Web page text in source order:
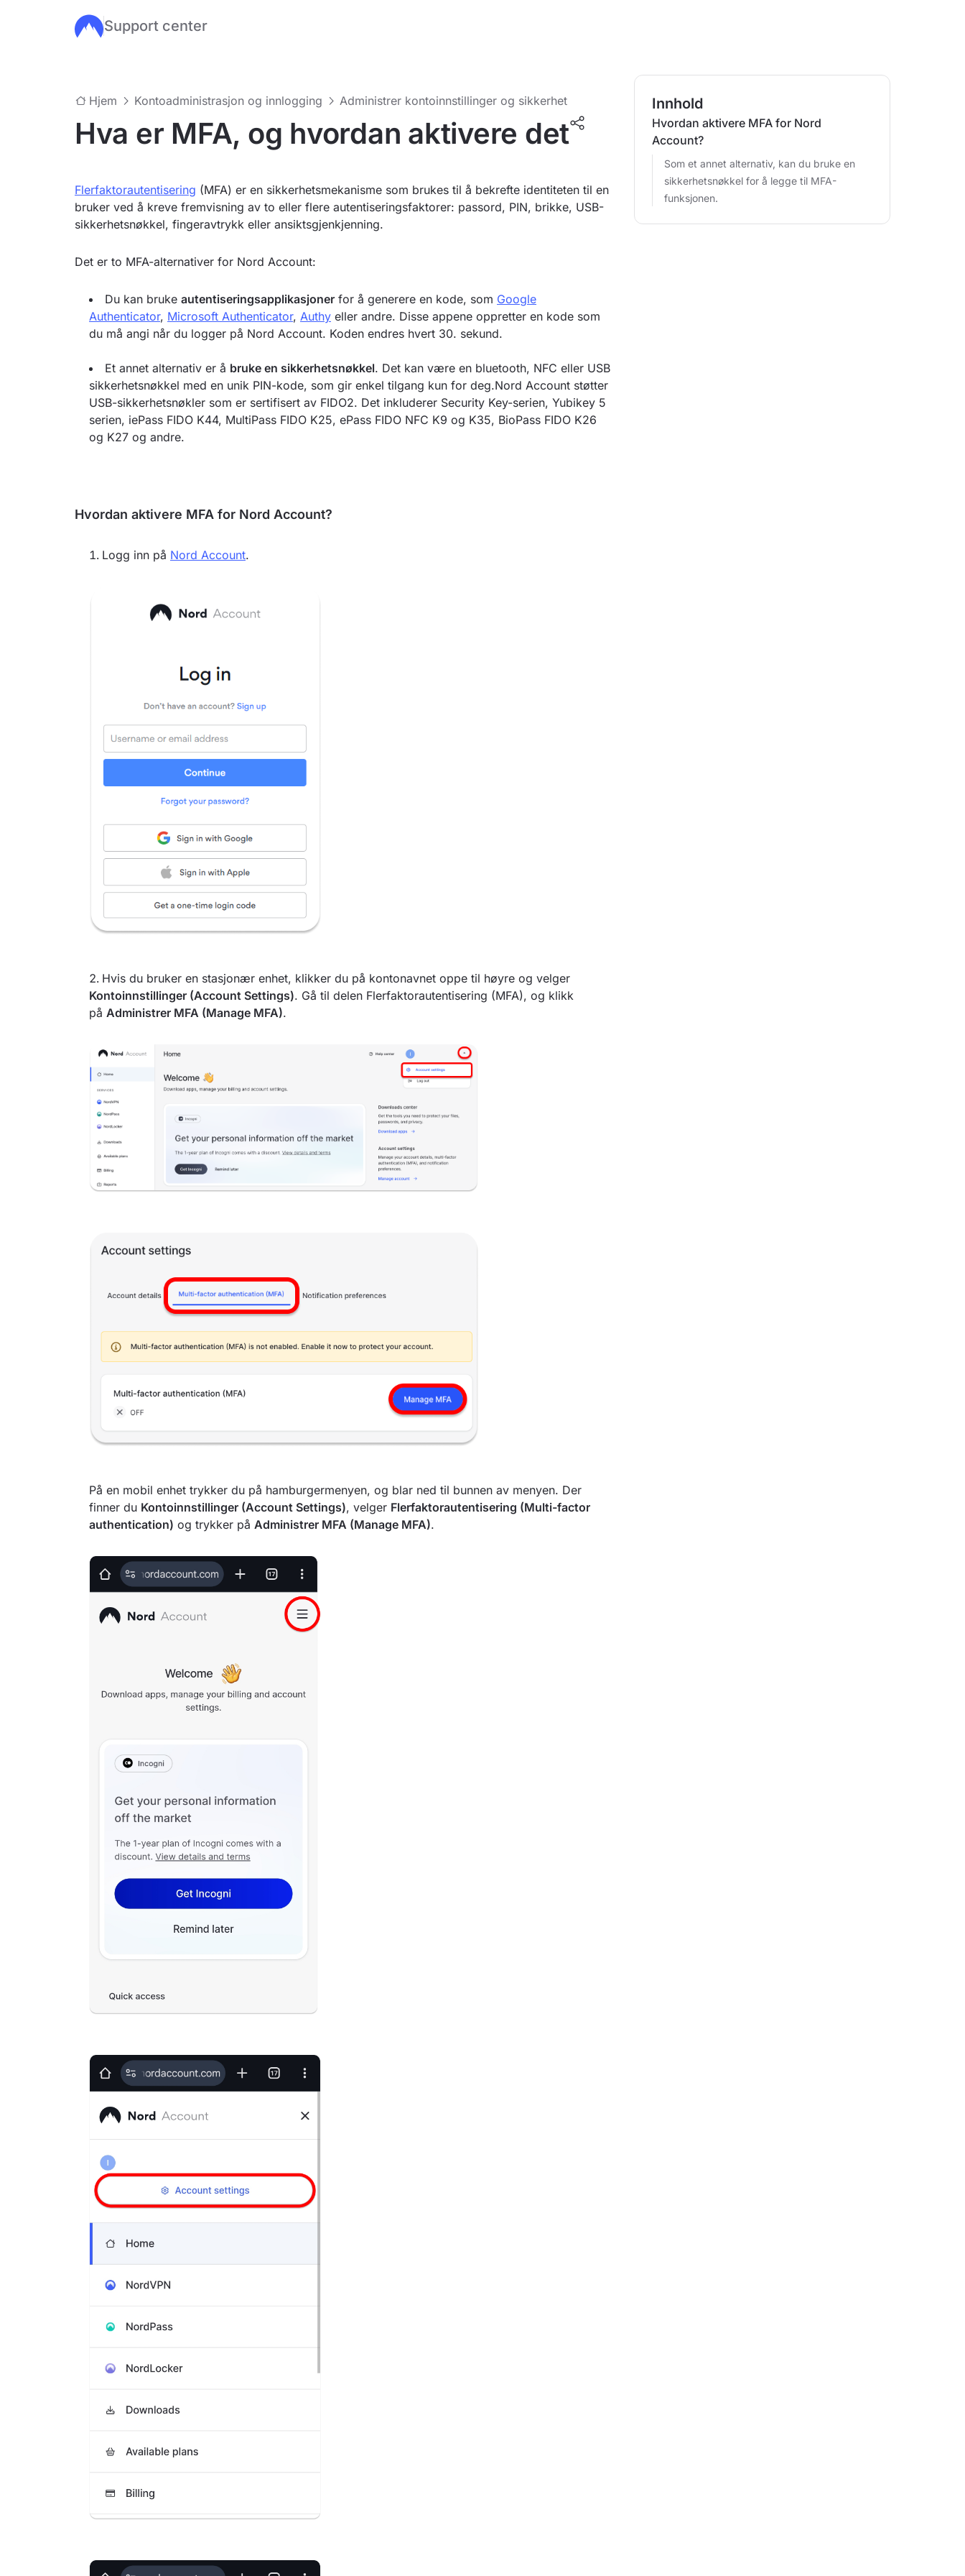
Hopp til hovedinnhold
Support center
Hjem Kontoadministrasjon og innlogging Administrer kontoinnstillinger og sikkerhet
Hva er MFA, og hvordan aktivere det
Flerfaktorautentisering (MFA) er en sikkerhetsmekanisme som brukes til å bekrefte identiteten til en
bruker ved å kreve fremvisning av to eller flere autentiseringsfaktorer: passord, PIN, brikke, USB-
sikkerhetsnøkkel, fingeravtrykk eller ansiktsgjenkjenning.
Det er to MFA-alternativer for Nord Account:
Du kan bruke autentiseringsapplikasjoner for å generere en kode, som Google
Authenticator, Microsoft Authenticator, Authy eller andre. Disse appene oppretter en kode som
du må angi når du logger på Nord Account. Koden endres hvert 30. sekund.
Et annet alternativ er å bruke en sikkerhetsnøkkel. Det kan være en bluetooth, NFC eller USB
sikkerhetsnøkkel med en unik PIN-kode, som gir enkel tilgang kun for deg.Nord Account støtter
USB-sikkerhetsnøkler som er sertifisert av FIDO2. Det inkluderer Security Key-serien, Yubikey 5
serien, iePass FIDO K44, MultiPass FIDO K25, ePass FIDO NFC K9 og K35, BioPass FIDO K26
og K27 og andre.
Hvordan aktivere MFA for Nord Account?
Logg inn på Nord Account.
Hvis du bruker en stasjonær enhet, klikker du på kontonavnet oppe til høyre og velger
Kontoinnstillinger (Account Settings). Gå til delen Flerfaktorautentisering (MFA), og klikk
på Administrer MFA (Manage MFA).
På en mobil enhet trykker du på hamburgermenyen, og blar ned til bunnen av menyen. Der
finner du Kontoinnstillinger (Account Settings), velger Flerfaktorautentisering (Multi-factor
authentication) og trykker på Administrer MFA (Manage MFA).
Innhold
Hvordan aktivere MFA for Nord
Account?
Som et annet alternativ, kan du bruke en
sikkerhetsnøkkel for å legge til MFA-
funksjonen.